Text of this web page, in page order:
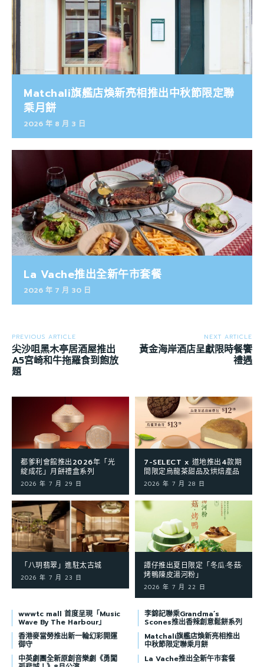
Matchali旗艦店煥新亮相推出中秋節限定聯
乘月餅
2026 年 8 月 3 日
La Vache推出全新午市套餐
2026 年 7 月 30 日
PREVIOUS ARTICLE
尖沙咀黑木亭居酒屋推出
A5宮崎和牛拖羅食到飽放
題
NEXT ARTICLE
黃金海岸酒店呈獻限時餐饗
禮遇
都爹利會館推出2026年「光
綻成花」月餅禮盒系列
2026 年 7 月 29 日
7-SELECT x 道地推出4款期
間限定烏龍茶甜品及烘焙產品
2026 年 7 月 28 日
「八玥翡翠」進駐太古城
2026 年 7 月 23 日
譚仔推出夏日限定「冬瓜·冬菇·
烤鴨陳皮湯河粉」
2026 年 7 月 22 日
wwwtc mall 首度呈現「Music
Wave By The Harbour」
李錦記聯乘Grandma’s
Scones推出香辣創意鬆餅系列
香港麥當勞推出新一輪幻彩開運
御守
Matchali旗艦店煥新亮相推出
中秋節限定聯乘月餅
中英劇團全新原創音樂劇《勇闖
La Vache推出全新午市套餐